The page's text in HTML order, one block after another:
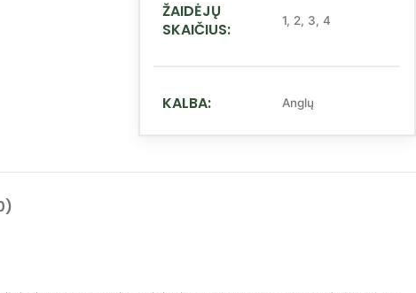
ŽAIDĖJŲ
SKAIČIUS:
1, 2, 3,4
KALBA: Anglų